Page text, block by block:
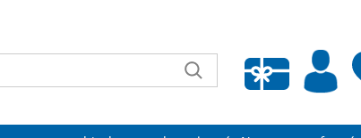
Liste de souhaits vide